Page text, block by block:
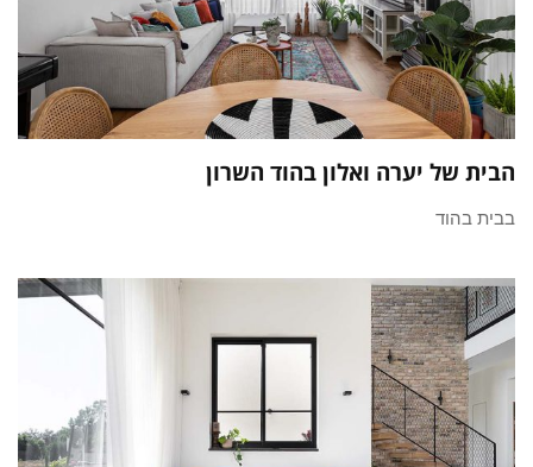
הבית של יערה ואלון בהוד השרון
בבית בהוד